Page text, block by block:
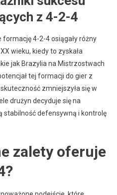
z 4-2-4
4-2-4 osiągały różny
wieku, kiedy to zyskała
jak Brazylia na Mistrzostwach
tej formacji do gier z
zmniejszyła się w
drużyn decyduje się na
defensywną i kontrolę
zalety oferuje